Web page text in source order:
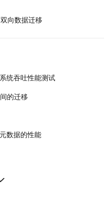
双向数据迁移
统吞吐性能测试
的迁移
数据的性能